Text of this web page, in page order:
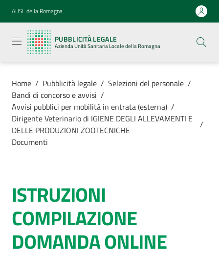
Vai al contenuto
Vai alla navigazione
Vai al footer
AUSL della Romagna
PUBBLICITÀ LEGALE
Azienda Unità Sanitaria Locale della Romagna
legale
Azienda
Unità
Locale della
Azienda
Luoghi di
cura
AUSL
Comunica
Home / Pubblicità legale / Selezioni del personale /
Bandi di concorso e avvisi /
Avvisi pubblici per mobilità in entrata (esterna) /
Dirigente Veterinario di IGIENE DEGLI ALLEVAMENTI E
DELLE PRODUZIONI ZOOTECNICHE
/
Documenti
ISTRUZIONI
COMPILAZIONE
DOMANDA ONLINE